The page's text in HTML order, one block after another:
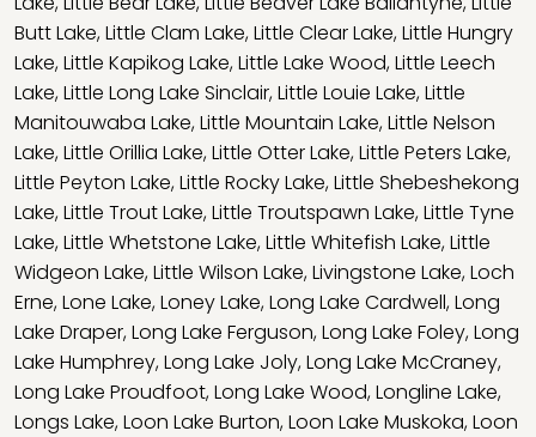
Butt Lake,Little Clam Lake,Little Clear Lake,Little Hungry
Lake,Little Kapikog Lake,Little Lake Wood,Little Leech
Lake,Little Long Lake Sinclair,Little Louie Lake,Little
Manitouwaba Lake,Little Mountain Lake,Little Nelson
Lake,Little Orillia Lake,Little Otter Lake,Little Peters Lake,
Little Peyton Lake,Little Rocky Lake,Little Shebeshekong
Lake,Little Trout Lake,Little Troutspawn Lake,Little Tyne
Lake,Little Whetstone Lake,Little Whitefish Lake,Little
Widgeon Lake,Little Wilson Lake,Livingstone Lake,Loch
Erne,Lone Lake,Loney Lake,Long Lake Cardwell,Long
Lake Draper,Long Lake Ferguson,Long Lake Foley,Long
Lake Humphrey,Long Lake Joly,Long Lake McCraney,
Long Lake Proudfoot,Long Lake Wood,Longline Lake,
Longs Lake,Loon Lake Burton,Loon Lake Muskoka,Loon